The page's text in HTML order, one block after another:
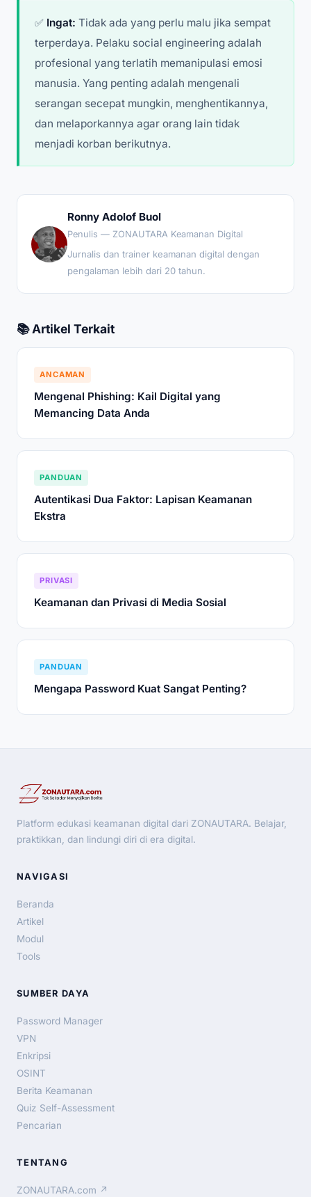
✅ Ingat: Tidak ada yang perlu malu jika sempat
terperdaya. Pelaku social engineering adalah
profesional yang terlatih memanipulasi emosi
manusia. Yang penting adalah mengenali
serangan secepat mungkin, menghentikannya,
dan melaporkannya agar orang lain tidak
menjadi korban berikutnya.
Ronny Adolof Buol
Penulis — ZONAUTARA Keamanan Digital
Jurnalis dan trainer keamanan digital dengan
pengalaman lebih dari 20 tahun.
📚 Artikel Terkait
ANCAMAN
Mengenal Phishing: Kail Digital yang
Memancing Data Anda
PANDUAN
Autentikasi Dua Faktor: Lapisan Keamanan
Ekstra
PRIVASI
Keamanan dan Privasi di Media Sosial
PANDUAN
Mengapa Password Kuat Sangat Penting?
Platform edukasi keamanan digital dari ZONAUTARA. Belajar,
praktikkan, dan lindungi diri di era digital.
NAVIGASI
Beranda
Artikel
Modul
Tools
SUMBER DAYA
Password Manager
VPN
Enkripsi
OSINT
Berita Keamanan
Quiz Self-Assessment
Pencarian
TENTANG
ZONAUTARA.com ↗